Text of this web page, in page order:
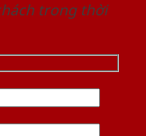
trong thời